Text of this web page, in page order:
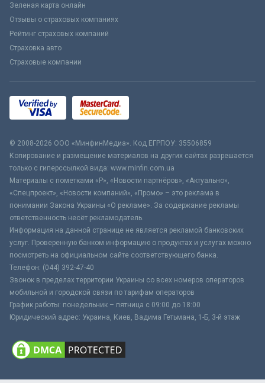
Зеленая карта онлайн
Отзывы о страховых компаниях
Рейтинг страховых компаний
Страховка авто
Страховые компании
© 2008-2026 ООО «МинфинМедиа». Код ЕГРПОУ: 35506859
Копирование и размещение материалов на других сайтах разрешается
только с гиперссылкой вида: www.minfin.com.ua
Материалы с пометками «Р», «Новости партнёров», «Актуально»,
«Спецпроект», «Новости компаний», «Промо» – это реклама в
понимании Закона Украины «О рекламе». За содержание рекламы
ответственность несёт рекламодатель.
Информация на данной странице не является рекламой банковских
услуг. Проверенную банком информацию о продуктах и услугах можно
посмотреть на официальном сайте соответствующего банка.
Телефон: (044) 392-47-40
Звонок в пределах территории Украины со всех номеров операторов
мобильной и городской связи по тарифам операторов
График работы: понедельник – пятница с 09:00 до 18:00
Юридический адрес: Украина, Киев, Вадима Гетьмана, 1-Б, 3-й этаж